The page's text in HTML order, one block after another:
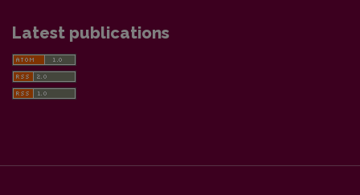
Latest publications